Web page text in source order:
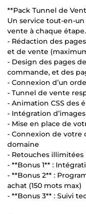
**Pack Tunnel de
Un service tout-en-
vente à chaque étape.
- Rédaction des
et de vente
- Design des pages
commande, et des
- Connexion d’un
- Tunnel de vente
- Animation CSS des
- Intégration
- Mise en place de
- Connexion de votre
domaine
- Retouches illimitées
- **Bonus 1** :
- **Bonus 2** :
achat (150 mots max)
- **Bonus 3** : Suivi